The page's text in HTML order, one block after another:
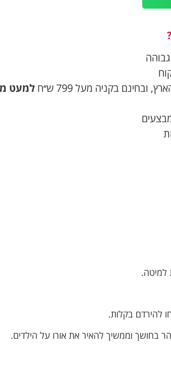
ובחינם בקניה מעל 799 ש׳׳ח
למעט
למיטה.
להירדם בקלות.
בחושך וממשיך להאיר את אורו על הילדים.